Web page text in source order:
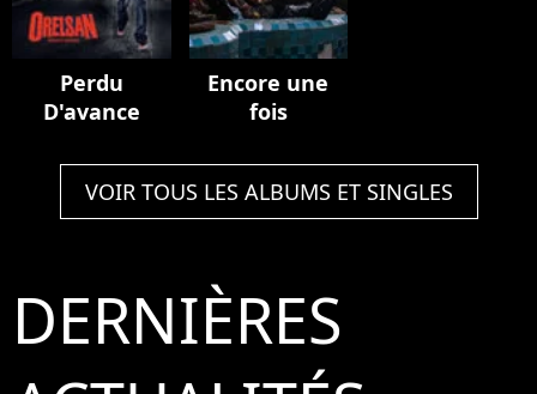
Perdu
D'avance
Encore une
fois
VOIR TOUS LES ALBUMS ET SINGLES
DERNIÈRES